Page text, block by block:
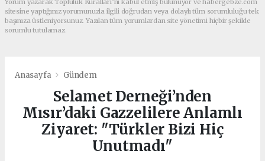
Yorum yazarak Topluluk Kuralları’nı kabul etmiş bulunuyor ve habergebze.com
sitesine yaptığınız yorumunuzla ilgili doğrudan veya dolaylı tüm sorumluluğu tek
başınıza üstleniyorsunuz. Yazılan tüm yorumlardan site yönetimi hiçbir şekilde
sorumlu tutulamaz.
Anasayfa Gündem
Selamet Derneği’nden
Mısır’daki Gazzelilere Anlamlı
Ziyaret: "Türkler Bizi Hiç
Unutmadı"